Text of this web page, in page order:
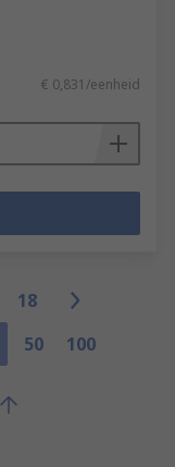
€ 0,831/eenheid
18
50 100